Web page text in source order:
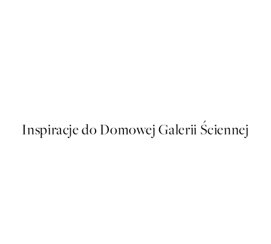
Inspiracje do Domowej Galerii Ściennej